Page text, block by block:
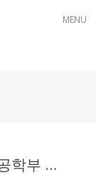
MENU
[연구실소식] 나의 인턴십-컴퓨터 공학부 졸업생 박종훈